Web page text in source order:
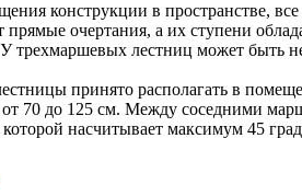
конструкции в пространстве,
очертания, а их ступени
трехмаршевых лестниц может быть
принято располагать в
70 до 125 см. Между соседними
насчитывает максимум 45